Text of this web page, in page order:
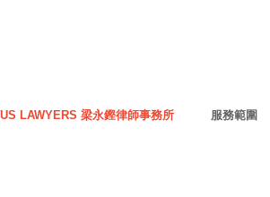
LAWYERS 梁永鏗律師事務所 服務範圍